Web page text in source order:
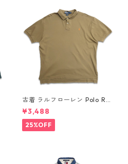
古着 ラルフローレン Polo Ral
ph Lauren 半袖 天竺 ポロシャ
ツ ワンポイント ブラウン系 表
記：XL gd410385n w60805
¥3,488
25%OFF